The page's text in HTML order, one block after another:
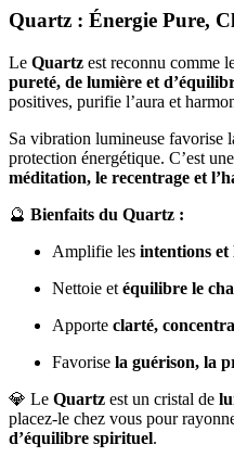
Quartz : Énergie Pure,
Le Quartz est reconnu comme
pureté, de lumière et
positives, purifie l’aura et
Sa vibration lumineuse favorise
protection énergétique. C’est
méditation, le recentrage et
🔮 Bienfaits du Quartz :
Amplifie les intentions et
Nettoie et équilibre le
Apporte clarté,
Favorise la guérison, la
💎 Le Quartz est un cristal de
placez-le chez vous pour
d’équilibre spirituel.